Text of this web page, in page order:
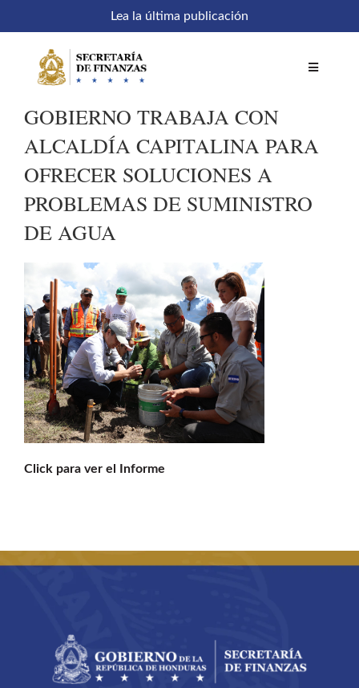
contenido
Lea la última publicación
Toggle
Inicio
Comités
Acceso a sistemas
SEFIN en línea
Temáticas
Buscar:
GOBIERNO TRABAJA CON
ALCALDÍA CAPITALINA PARA
OFRECER SOLUCIONES A
PROBLEMAS DE SUMINISTRO
DE AGUA
Click para ver el Informe